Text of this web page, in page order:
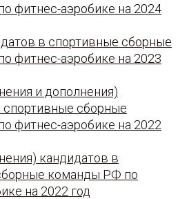
фитнес-аэробике на 2024
в спортивные сборные
фитнес-аэробике на 2023
и дополнения)
спортивные сборные
фитнес-аэробике на 2022
кандидатов в
команды РФ по
на 2022 год